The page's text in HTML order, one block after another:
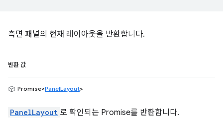
측면 패널의 현재 레이아웃을 반환합니다.
반환 값
Promise<PanelLayout>
PanelLayout 로 확인되는 Promise를 반환합니다.